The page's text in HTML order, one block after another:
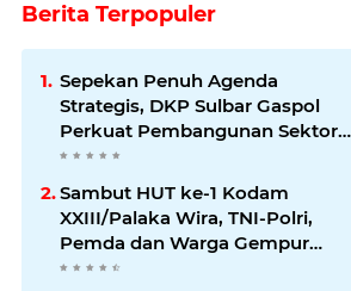
Berita Terpopuler
Sepekan Penuh Agenda
Strategis, DKP Sulbar Gaspol
Perkuat Pembangunan Sektor
Kelautan dan Perikanan
Sambut HUT ke-1 Kodam
XXIII/Palaka Wira, TNI-Polri,
Pemda dan Warga Gempur
Sampah di Pantai Bahari